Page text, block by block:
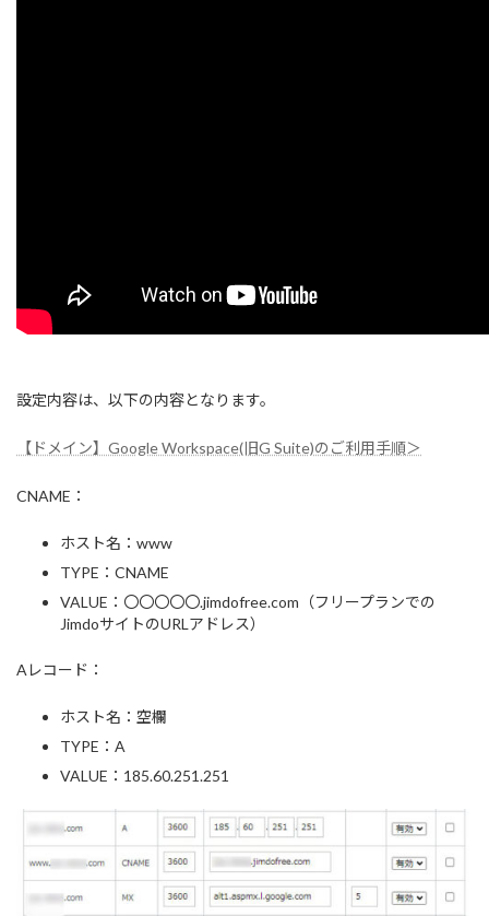
設定内容は、以下の内容となります。
【ドメイン】Google Workspace(旧G Suite)のご利用手順＞
CNAME：
ホスト名：www
TYPE：CNAME
VALUE：〇〇〇〇〇.jimdofree.com（フリープランでの
JimdoサイトのURLアドレス）
Aレコード：
ホスト名：空欄
TYPE：A
VALUE：185.60.251.251